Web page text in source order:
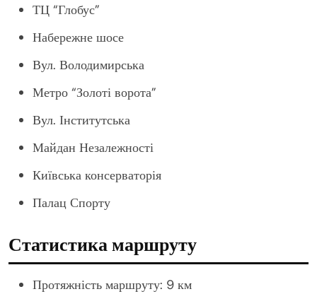
ТЦ “Глобус”
Набережне шосе
Вул. Володимирська
Метро “Золоті ворота”
Вул. Інститутська
Майдан Незалежності
Київська консерваторія
Палац Спорту
Статистика маршруту
Протяжність маршруту: 9 км